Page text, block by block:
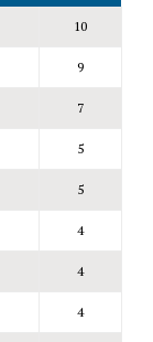
10
9
7
5
5
4
4
4